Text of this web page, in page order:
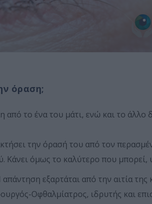
όραση;
το ένα του μάτι, ενώ και το άλλο
την όρασή του από τον
Κάνει όμως το καλύτερο που μπορεί,
εξαρτάται από την αιτία
Οφθαλμίατρος, ιδρυτής και